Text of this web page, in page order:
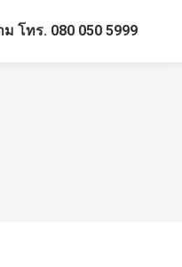
โทร. 080 050 5999
โทร. 080 050 5999